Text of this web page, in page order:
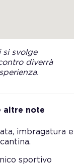
si svolge
diverrà
altre note
imbragatura e
sportivo